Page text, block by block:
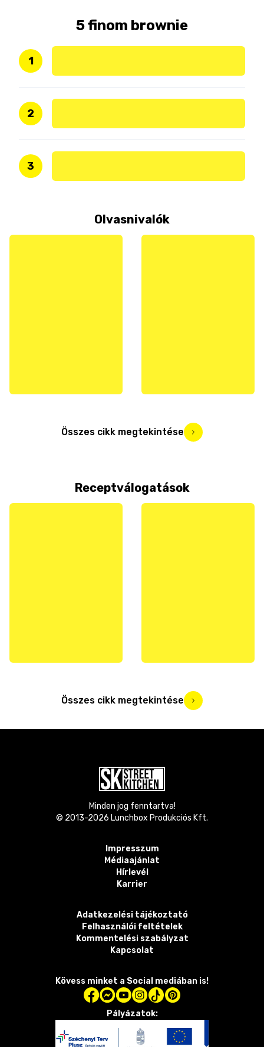
5 finom brownie
1
2
3
Olvasnivalók
Összes cikk megtekintése
Receptválogatások
Összes cikk megtekintése
Minden jog fenntartva!
© 2013-2026 Lunchbox Produkciós Kft.
Impresszum
Médiaajánlat
Hírlevél
Karrier
Adatkezelési tájékoztató
Felhasználói feltételek
Kommentelési szabályzat
Kapcsolat
Kövess minket a Social mediában is!
Pályázatok: